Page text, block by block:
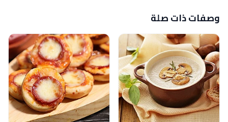
وصفات ذات صلة